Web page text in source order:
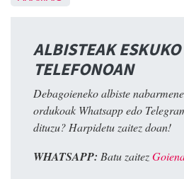
ALBISTEAK ESKUKO
TELEFONOAN
Debagoieneko albiste
ordukoak Whatsapp edo
dituzu? Harpidetu zaitez doan!
WHATSAPP: Batu zaitez